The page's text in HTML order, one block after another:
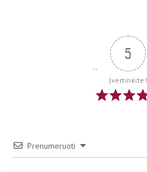
5
Įvertinkite!
Prenumeruoti